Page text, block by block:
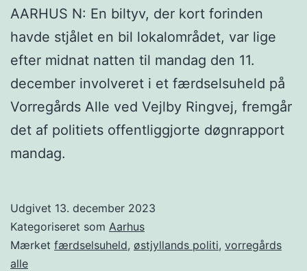
AARHUS N: En biltyv, der kort forinden
havde stjålet en bil lokalområdet, var lige
efter midnat natten til mandag den 11.
december involveret i et færdselsuheld på
Vorregårds Alle ved Vejlby Ringvej, fremgår
det af politiets offentliggjorte døgnrapport
mandag.
Udgivet 13. december 2023
Kategoriseret som Aarhus
Mærket færdselsuheld, østjyllands politi, vorregårds
alle